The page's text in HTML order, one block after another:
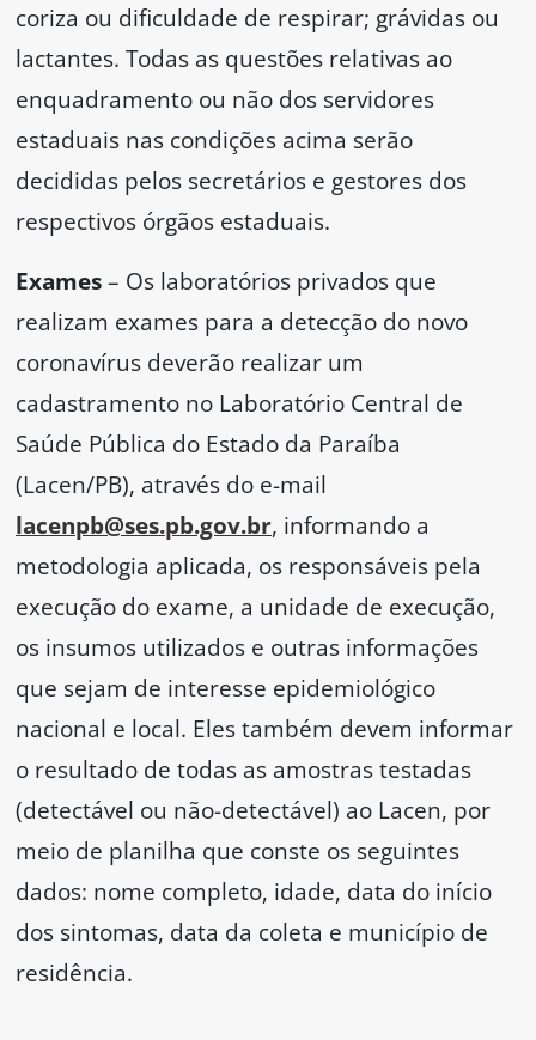
coriza ou dificuldade de respirar; grávidas ou
lactantes. Todas as questões relativas ao
enquadramento ou não dos servidores
estaduais nas condições acima serão
decididas pelos secretários e gestores dos
respectivos órgãos estaduais.
Exames– Os laboratórios privados que
realizam exames para a detecção do novo
coronavírus deverão realizar um
cadastramento no Laboratório Central de
Saúde Pública do Estado da Paraíba
(Lacen/PB), através do e-mail
lacenpb@ses.pb.gov.br, informando a
metodologia aplicada, os responsáveis pela
execução do exame, a unidade de execução,
os insumos utilizados e outras informações
que sejam de interesse epidemiológico
nacional e local. Eles também devem informar
o resultado de todas as amostras testadas
(detectável ou não-detectável) ao Lacen, por
meio de planilha que conste os seguintes
dados: nome completo, idade, data do início
dos sintomas, data da coleta e município de
residência.